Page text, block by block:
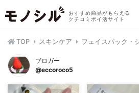
おすすめ商品がもらえる
クチコミポイ活サイト
TOP スキンケア フェイスパック・
ブロガー
@eccoroco5